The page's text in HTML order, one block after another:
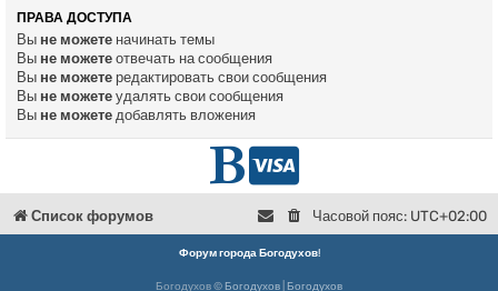
ПРАВА ДОСТУПА
Вы не можете начинать темы
Вы не можете отвечать на сообщения
Вы не можете редактировать свои сообщения
Вы не можете удалять свои сообщения
Вы не можете добавлять вложения
Г
в
D
o
n
Список форумов Часовой пояс: UTC+02:00
Форум города Богодухов!
Богодухов © Богодухов Богодухов